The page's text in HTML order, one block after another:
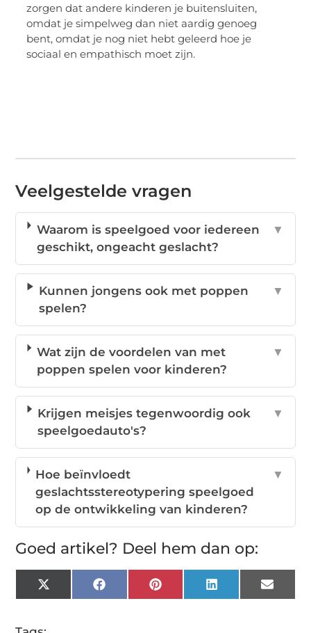
zorgen dat andere kinderen je buitensluiten,
omdat je simpelweg dan niet aardig genoeg
bent, omdat je nog niet hebt geleerd hoe je
sociaal en empathisch moet zijn.
Veelgestelde vragen
Waarom is speelgoed voor iedereen
geschikt, ongeacht geslacht?
▼
Kunnen jongens ook met poppen
spelen?
▼
Wat zijn de voordelen van met
poppen spelen voor kinderen?
▼
Krijgen meisjes tegenwoordig ook
speelgoedauto's?
▼
Hoe beïnvloedt
geslachtsstereotypering speelgoed
op de ontwikkeling van kinderen?
▼
Goed artikel? Deel hem dan op:
X
(Twitter)
FacebookPinterestLinkedInEmail